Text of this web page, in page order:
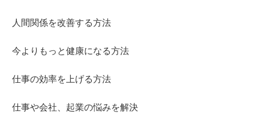
人間関係を改善する方法
今よりもっと健康になる方法
仕事の効率を上げる方法
仕事や会社、起業の悩みを解決